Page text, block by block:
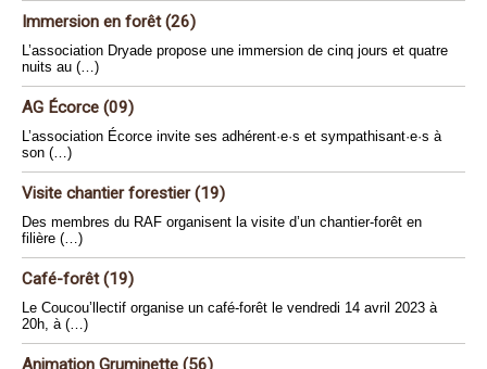
Immersion en forêt (26)
L’association Dryade propose une immersion de cinq jours et quatre
nuits au (…)
AG Écorce (09)
L’association Écorce invite ses adhérent·e·s et sympathisant·e·s à
son (…)
Visite chantier forestier (19)
Des membres du RAF organisent la visite d’un chantier-forêt en
filière (…)
Café-forêt (19)
Le Coucou’llectif organise un café-forêt le vendredi 14 avril 2023 à
20h, à (…)
Animation Gruminette (56)